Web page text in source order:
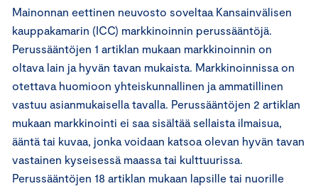
Mainonnan eettinen neuvosto soveltaa Kansainvälisen
kauppakamarin (ICC) markkinoinnin perussääntöjä.
Perussääntöjen 1 artiklan mukaan markkinoinnin on
oltava lain ja hyvän tavan mukaista. Markkinoinnissa on
otettava huomioon yhteiskunnallinen ja ammatillinen
vastuu asianmukaisella tavalla. Perussääntöjen 2 artiklan
mukaan markkinointi ei saa sisältää sellaista ilmaisua,
ääntä tai kuvaa, jonka voidaan katsoa olevan hyvän tavan
vastainen kyseisessä maassa tai kulttuurissa.
Perussääntöjen 18 artiklan mukaan lapsille tai nuorille